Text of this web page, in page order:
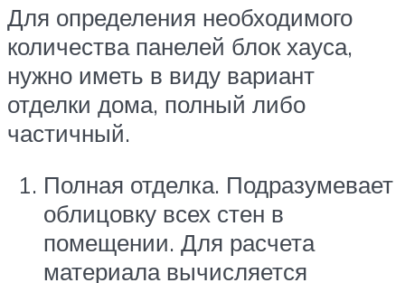
Для определения необходимого
количества панелей блок хауса,
нужно иметь в виду вариант
отделки дома, полный либо
частичный.
Полная отделка. Подразумевает
облицовку всех стен в
помещении. Для расчета
материала вычисляется